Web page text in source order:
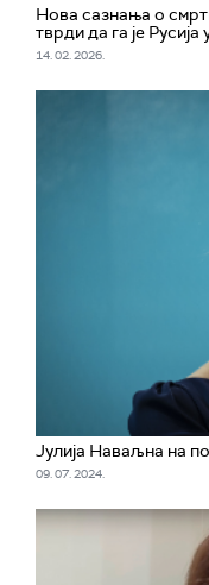
Нова сазнања о
тврди да га је
14. 02. 2026.
Јулија Наваљна на
09. 07. 2024.